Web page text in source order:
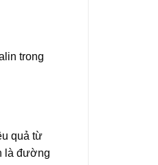
trong
quả từ
là đường